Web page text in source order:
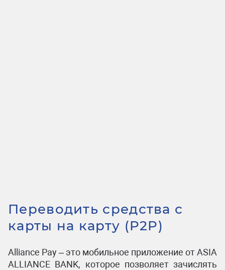
Переводить средства с
карты на карту (P2P)
Alliance Pay – это мобильное приложение от ASIA
ALLIANCE BANK, которое позволяет зачислять